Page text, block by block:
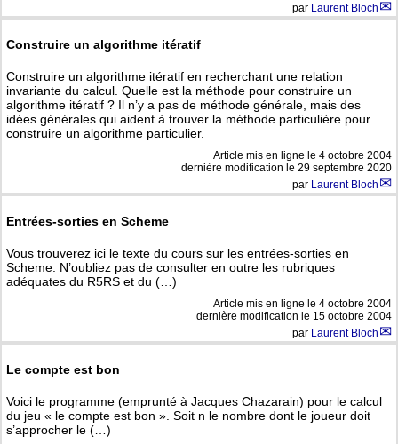
par Laurent Bloch
Construire un algorithme itératif
Construire un algorithme itératif en recherchant une relation
invariante du calcul. Quelle est la méthode pour construire un
algorithme itératif ? Il n’y a pas de méthode générale, mais des
idées générales qui aident à trouver la méthode particulière pour
construire un algorithme particulier.
Article mis en ligne le 4 octobre 2004
dernière modification le 29 septembre 2020
par Laurent Bloch
Entrées-sorties en Scheme
Vous trouverez ici le texte du cours sur les entrées-sorties en
Scheme. N’oubliez pas de consulter en outre les rubriques
adéquates du R5RS et du (…)
Article mis en ligne le 4 octobre 2004
dernière modification le 15 octobre 2004
par Laurent Bloch
Le compte est bon
Voici le programme (emprunté à Jacques Chazarain) pour le calcul
du jeu « le compte est bon ». Soit n le nombre dont le joueur doit
s’approcher le (…)